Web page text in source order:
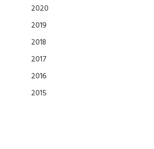
2020
2019
2018
2017
2016
2015